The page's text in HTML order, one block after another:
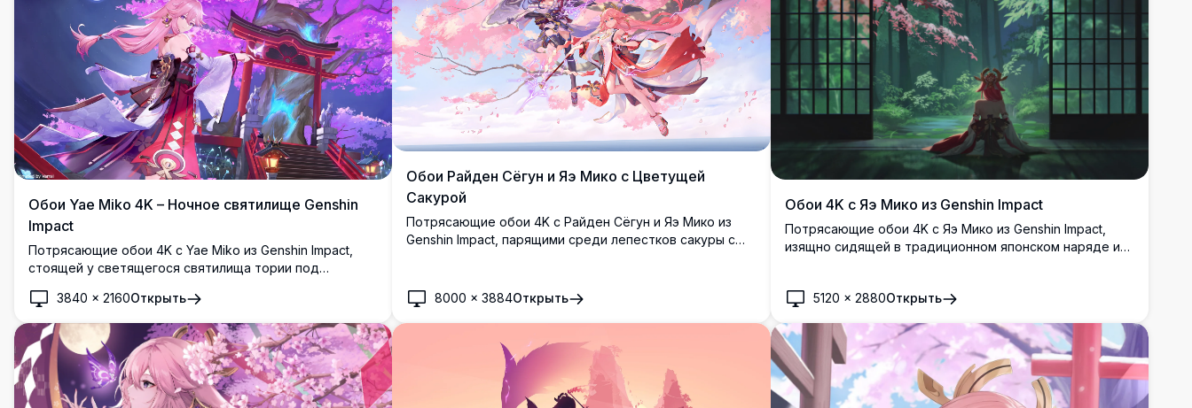
Обои Yae Miko 4K – Ночное святилище Genshin
Impact
Потрясающие обои 4K с Yae Miko из Genshin Impact,
стоящей у светящегося святилища тории под
ночной сцене в стиле аниме.
3840 × 2160Открыть
Обои Райден Сёгун и Яэ Мико с Цветущей
Сакурой
Потрясающие обои 4K с Райден Сёгун и Яэ Мико из
Genshin Impact, парящими среди лепестков сакуры с
безмятежного неба.
8000 ×3884Открыть
Обои 4K с Яэ Мико из Genshin Impact
Потрясающие обои 4K с Яэ Мико из Genshin Impact,
изящно сидящей в традиционном японском наряде и
5120 × 2880Открыть